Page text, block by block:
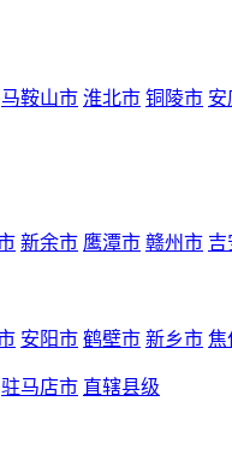
马鞍山市 淮北市 铜陵市 安
新余市 鹰潭市 赣州市 吉
安阳市 鹤壁市 新乡市 焦
驻马店市 直辖县级